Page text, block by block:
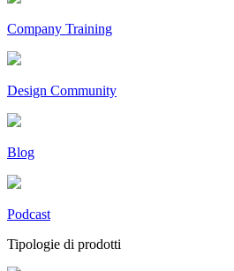
Company Training
Design Community
Blog
Podcast
Tipologie di prodotti